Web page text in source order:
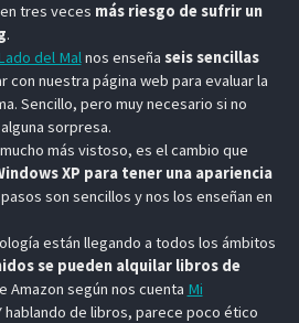
tres veces más riesgo de sufrir un
.
del Malnos enseña seis sencillas
con nuestra página web para evaluar la
Sencillo, pero muy necesario si no
sorpresa.
más vistoso, es el cambio que
XP para tener una apariencia
son sencillos y nos los enseñan en
están llegando a todos los ámbitos
se pueden alquilar libros de
Amazon según nos cuenta Mi
hablando de libros, parece poco ético